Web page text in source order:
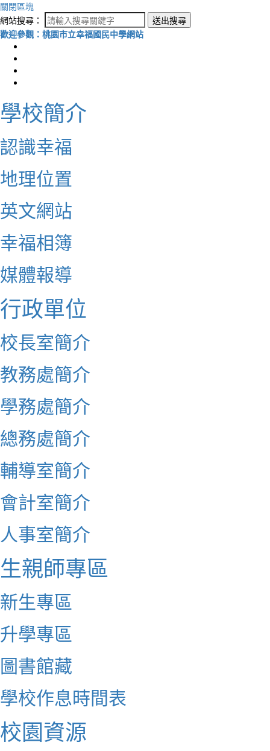
關閉區塊
網站搜尋：
送出搜尋
歡迎參觀：桃園市立幸福國民中學網站
學校簡介
認識幸福
地理位置
英文網站
幸福相簿
媒體報導
行政單位
校長室簡介
教務處簡介
學務處簡介
總務處簡介
輔導室簡介
會計室簡介
人事室簡介
生親師專區
新生專區
升學專區
圖書館藏
學校作息時間表
校園資源